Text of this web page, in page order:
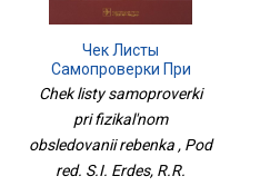
Чек Листы
Самопроверки При
Физикальном
Обследовании Ребенка
Chek listy samoproverki
pri fizikal'nom
obsledovanii rebenka , Pod
red. S.I. Erdes, R.R.